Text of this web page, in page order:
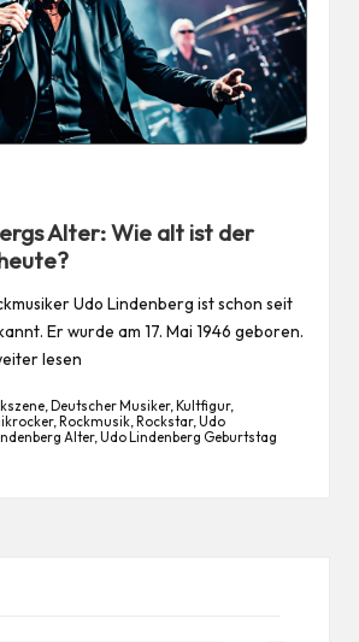
Alter: Wie alt ist der
Udo Lindenberg ist schon seit
Er wurde am 17. Mai 1946 geboren.
lesen
, Deutscher Musiker, Kultfigur,
, Rockmusik, Rockstar, Udo
Alter, Udo Lindenberg Geburtstag